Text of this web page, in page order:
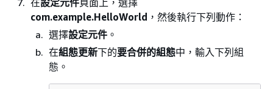
在設定元件頁面上，選擇
com.example.HelloWorld ，然後執行下列動作：
選擇設定元件 。
在組態更新下的要合併的組態中，輸入下列組
態。